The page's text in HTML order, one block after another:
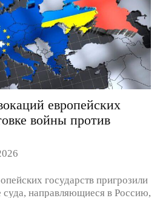
европейских
войны против
государств пригрозили
суда, направляющиеся в Россию,